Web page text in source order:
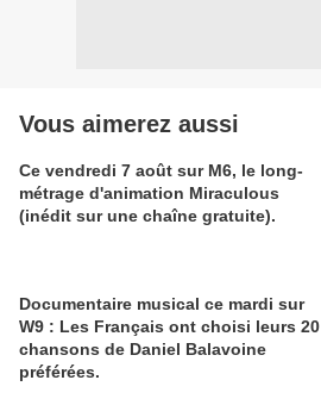
Vous aimerez aussi
Ce vendredi 7 août sur M6, le long-
métrage d'animation Miraculous
(inédit sur une chaîne gratuite).
Documentaire musical ce mardi sur
W9 : Les Français ont choisi leurs 20
chansons de Daniel Balavoine
préférées.